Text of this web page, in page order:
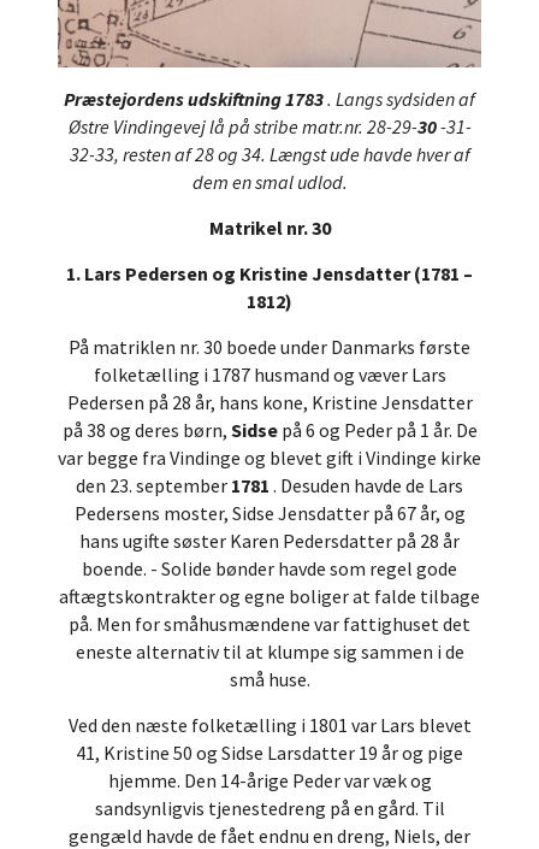
Præstejordens udskiftning 1783. Langs sydsiden af
Østre Vindingevej lå på stribe matr.nr. 28-29-30-31-
32-33, resten af 28 og 34. Længst ude havde hver af
dem en smal udlod.
Matrikel nr. 30
1. Lars Pedersen og Kristine Jensdatter (1781 –
1812)
På matriklen nr. 30 boede under Danmarks første
folketælling i 1787 husmand og væver Lars
Pedersen på 28 år, hans kone, Kristine Jensdatter
på 38 og deres børn, Sidse på 6 og Peder på 1 år. De
var begge fra Vindinge og blevet gift i Vindinge kirke
den 23. september 1781 . Desuden havde de Lars
Pedersens moster, Sidse Jensdatter på 67 år, og
hans ugifte søster Karen Pedersdatter på 28 år
boende. - Solide bønder havde som regel gode
aftægtskontrakter og egne boliger at falde tilbage
på. Men for småhusmændene var fattighuset det
eneste alternativ til at klumpe sig sammen i de
små huse.
Ved den næste folketælling i 1801 var Lars blevet
41, Kristine 50 og Sidse Larsdatter 19 år og pige
hjemme. Den 14-årige Peder var væk og
sandsynligvis tjenestedreng på en gård. Til
gengæld havde de fået endnu en dreng, Niels, der